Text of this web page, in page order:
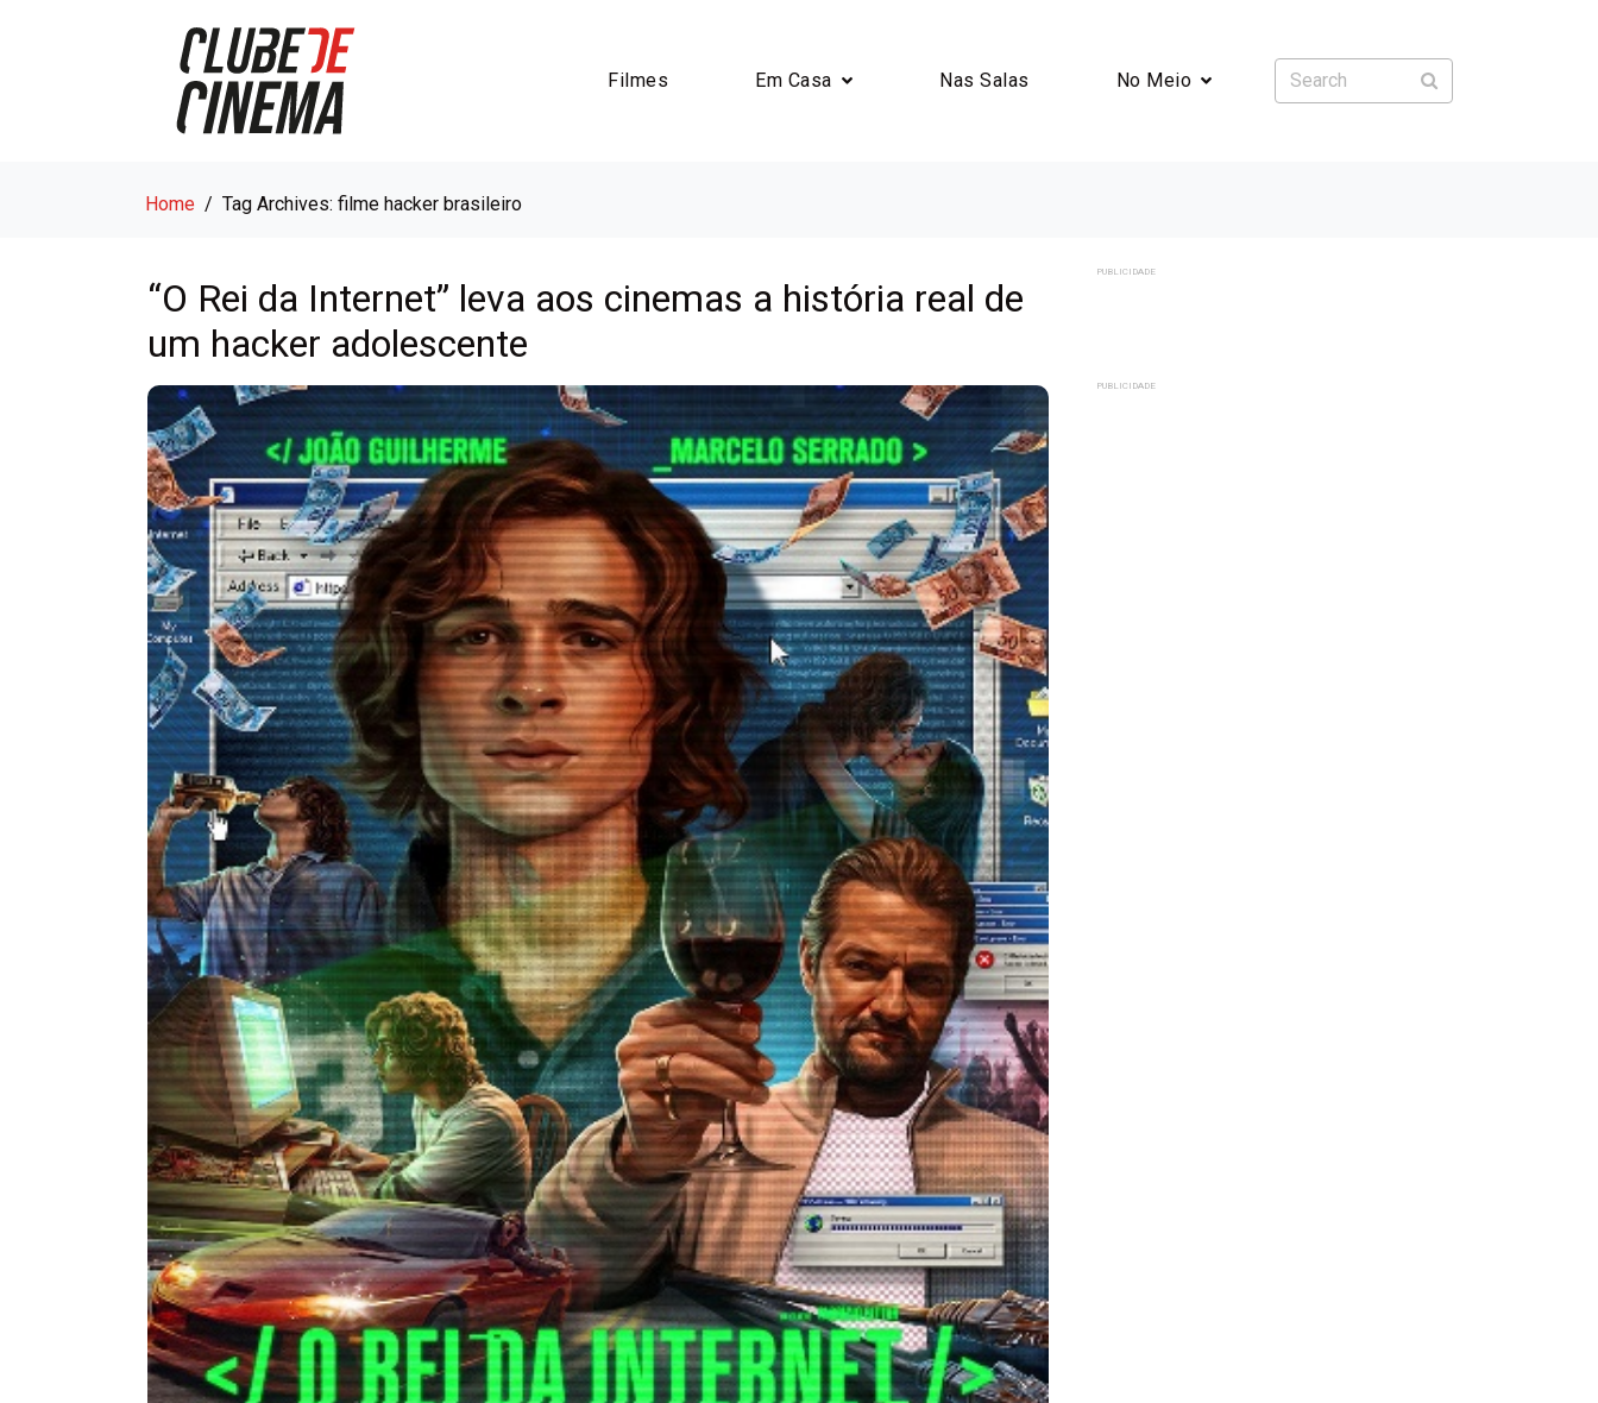
Filmes Em Casa Nas Salas No Meio
Home Tag Archives: filme hacker brasileiro
“O Rei da Internet” leva aos cinemas a história real de
um hacker adolescente
PUBLICIDADE
PUBLICIDADE